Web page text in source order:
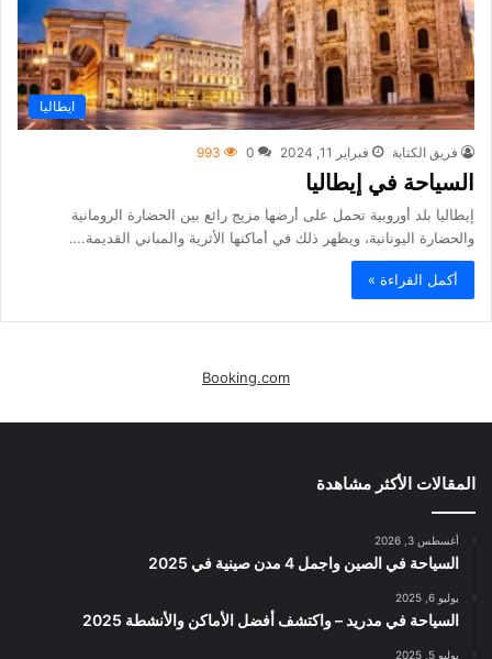
ايطاليا
فريق الكتابة فبراير 11, 2024 0
993
السياحة في إيطاليا
إيطاليا بلد أوروبية تحمل على أرضها مزيج رائع بين الحضارة الرومانية
والحضارة اليونانية، ويظهر ذلك في أماكنها الأثرية والمباني القديمة.…
أكمل القراءة »
Booking.com
المقالات الأكثر مشاهدة
أغسطس 3, 2026
السياحة في الصين واجمل 4 مدن صينية في 2025
يوليو 6, 2025
السياحة في مدريد – واكتشف أفضل الأماكن والأنشطة 2025
يوليو 5, 2025